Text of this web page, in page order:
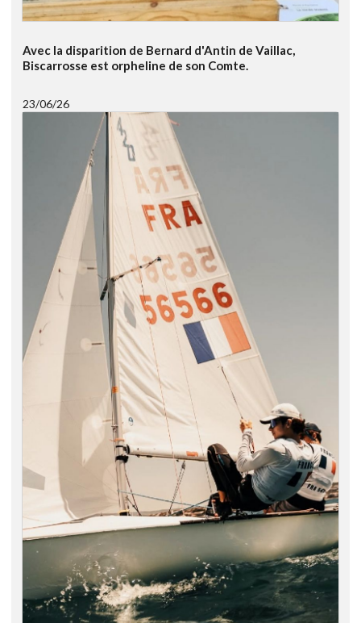
Avec la disparition de Bernard d'Antin de Vaillac,
Biscarrosse est orpheline de son Comte.
23/06/26